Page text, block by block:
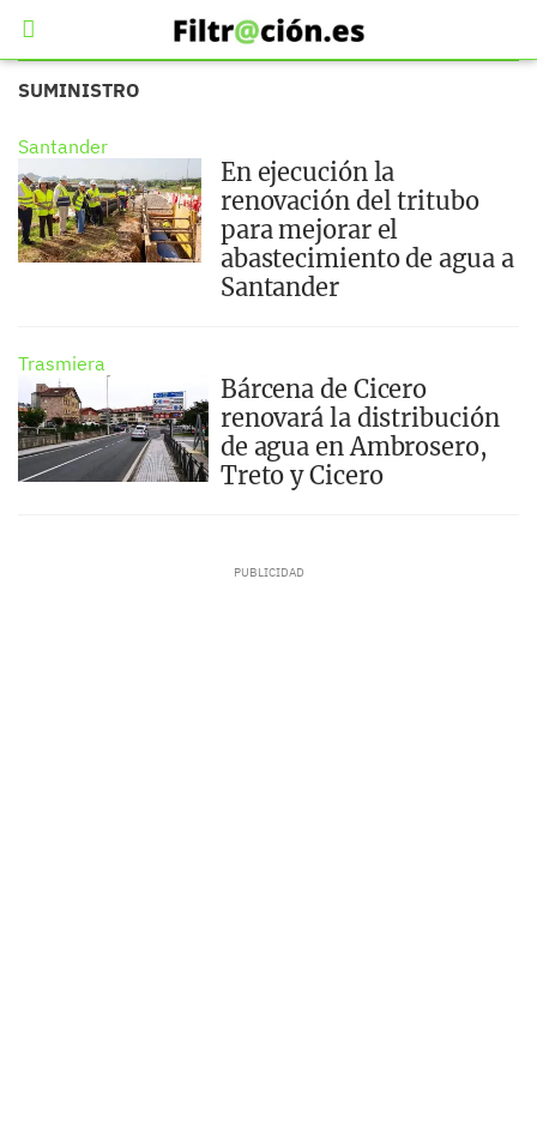
SUMINISTRO
Santander
En ejecución la
renovación del tritubo
para mejorar el
abastecimiento de agua a
Santander
Trasmiera
Bárcena de Cicero
renovará la distribución
de agua en Ambrosero,
Treto y Cicero